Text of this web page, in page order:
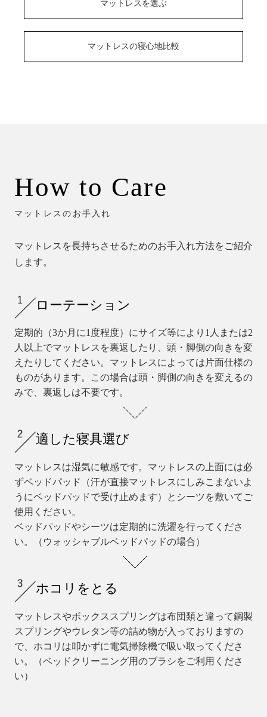
マットレスを選ぶ
マットレスの寝心地比較
How to Care
マットレスのお手入れ
マットレスを長持ちさせるためのお手入れ方法をご紹介
します。
ローテーション
定期的（3か月に1度程度）にサイズ等により1人または2
人以上でマットレスを裏返したり、頭・脚側の向きを変
えたりしてください。マットレスによっては片面仕様の
ものがあります。この場合は頭・脚側の向きを変えるの
みで、裏返しは不要です。
適した寝具選び
マットレスは湿気に敏感です。マットレスの上面には必
ずベッドパッド（汗が直接マットレスにしみこまないよ
うにベッドパッドで受け止めます）とシーツを敷いてご
使用ください。
ベッドパッドやシーツは定期的に洗濯を行ってくださ
い。（ウォッシャブルベッドパッドの場合）
ホコリをとる
マットレスやボックススプリングは布団類と違って鋼製
スプリングやウレタン等の詰め物が入っておりますの
で、ホコリは叩かずに電気掃除機で吸い取ってくださ
い。（ベッドクリーニング用のブラシをご利用くださ
い）